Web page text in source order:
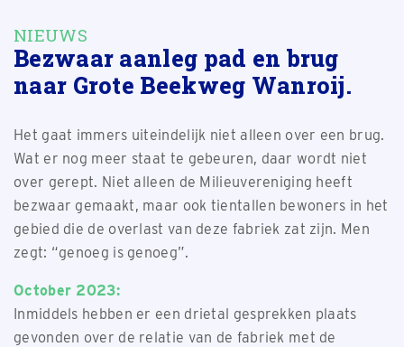
NIEUWS
Bezwaar aanleg pad en brug
naar Grote Beekweg Wanroij.
Het gaat immers uiteindelijk niet alleen over een brug.
Wat er nog meer staat te gebeuren, daar wordt niet
over gerept. Niet alleen de Milieuvereniging heeft
bezwaar gemaakt, maar ook tientallen bewoners in het
gebied die de overlast van deze fabriek zat zijn. Men
zegt: “genoeg is genoeg”.
October 2023:
Inmiddels hebben er een drietal gesprekken plaats
gevonden over de relatie van de fabriek met de